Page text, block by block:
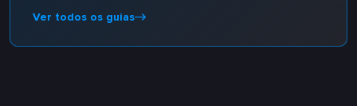
Ver todos os guias